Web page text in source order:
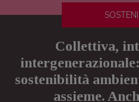
Collettiva,
sostenibilità
assieme.